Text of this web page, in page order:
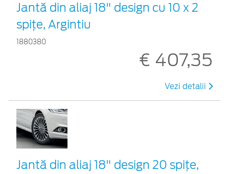
Jantă din aliaj 18" design cu 10 x 2
spițe, Argintiu
1880380
€ 407,35
Vezi detalii
Jantă din aliaj 18" design 20 spițe,